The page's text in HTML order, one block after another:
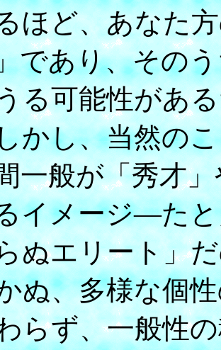
ほど、あなた
であり、その
る可能性があ
かし、当然の
一般が「秀才
イメージ―た
ぬエリート」
ぬ、多様な個
らず、一般性